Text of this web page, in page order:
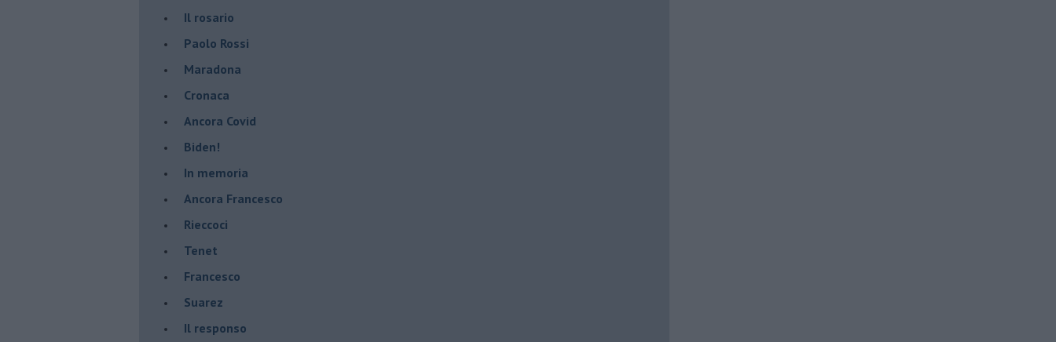
​Il rosario
Paolo Rossi
Maradona
Cronaca
​Ancora Covid
​Biden!
In memoria
​Ancora Francesco
Rieccoci
Tenet
Francesco
Suarez
​Il responso